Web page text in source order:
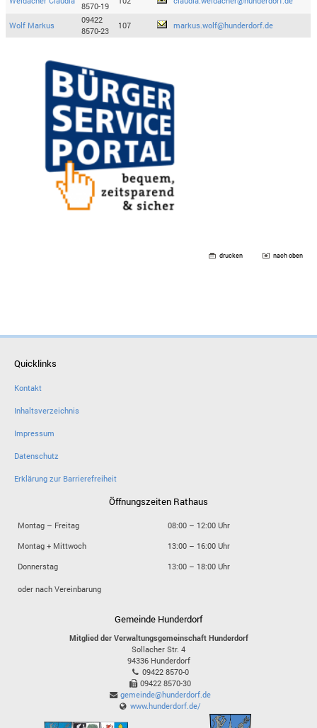
8570-19
Wolf Markus
09422
8570-23
107 markus.wolf@hunderdorf.de
drucken nach oben
Quicklinks
Kontakt
Inhaltsverzeichnis
Impressum
Datenschutz
Erklärung zur Barrierefreiheit
Öffnungszeiten Rathaus
Montag – Freitag
08:00 – 12:00 Uhr
Montag + Mittwoch
13:00 – 16:00 Uhr
Donnerstag
13:00 – 18:00 Uhr
oder nach Vereinbarung
Gemeinde Hunderdorf
Mitglied der Verwaltungsgemeinschaft Hunderdorf
Sollacher Str. 4
94336 Hunderdorf
09422 8570-0
09422 8570-30
gemeinde@hunderdorf.de
www.hunderdorf.de/